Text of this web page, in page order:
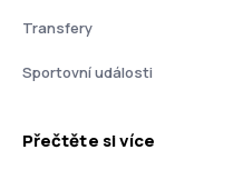
Transfery
Sportovní události
Přečtěte si více